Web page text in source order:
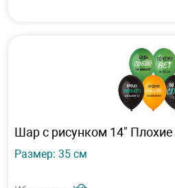
Шар с рисунком 14"
Размер: 35 см